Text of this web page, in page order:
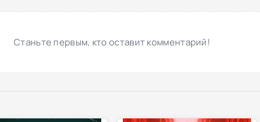
Станьте первым, кто оставит комментарий!